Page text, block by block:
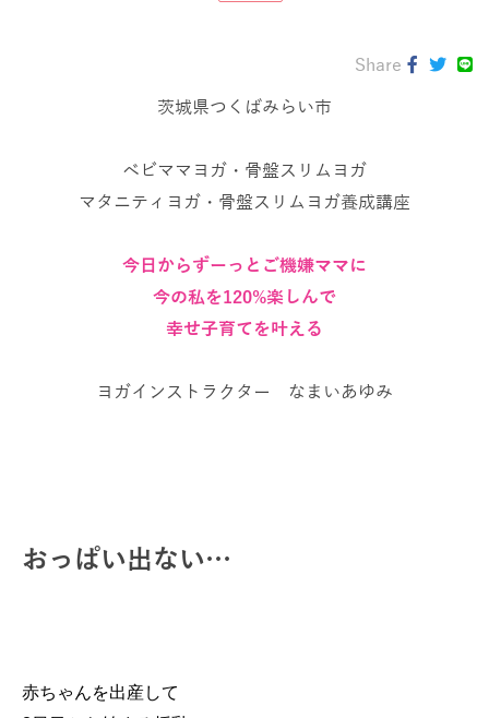
Share
茨城県つくばみらい市
ベビママヨガ・骨盤スリムヨガ
マタニティヨガ・骨盤スリムヨガ養成講座
今日からずーっとご機嫌ママに
今の私を120%楽しんで
幸せ子育てを叶える
ヨガインストラクター なまいあゆみ
おっぱい出ない…
赤ちゃんを出産して